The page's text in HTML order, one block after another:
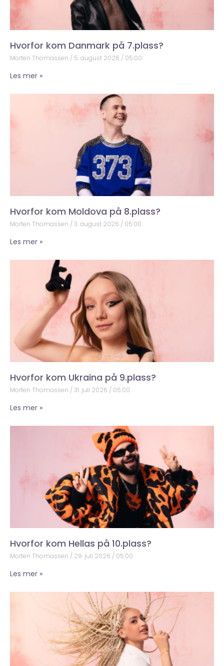
Hvorfor kom Danmark på 7.plass?
Morten Thomassen 5. august 2026 05:00
Les mer »
Hvorfor kom Moldova på 8.plass?
Morten Thomassen 3. august 2026 05:00
Les mer »
Hvorfor kom Ukraina på 9.plass?
Morten Thomassen 31. juli 2026 05:00
Les mer »
Hvorfor kom Hellas på 10.plass?
Morten Thomassen 29. juli 2026 05:00
Les mer »